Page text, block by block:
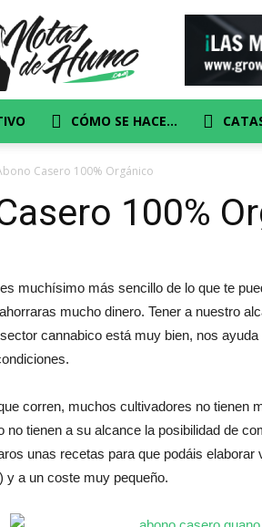
CÓMO SE HACE…
Casero 100% Orgánico
100%
muchísimo más sencillo de lo que te
mucho dinero. Tener a nuestro
cannabico está muy bien, nos
corren, muchos cultivadores no tienen
no tienen a su alcance la posibilidad de
unas recetas para que podáis
y a un coste muy pequeño.